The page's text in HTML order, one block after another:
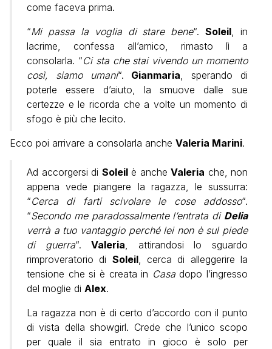
come faceva prima.
“Mi passa la voglia di stare bene“.Soleil, in
lacrime, confessa all’amico, rimasto lì a
consolarla. “Ci sta che stai vivendo un momento
così, siamo umani“. Gianmaria, sperando di
poterle essere d’aiuto, la smuove dalle sue
certezze e le ricorda che a volte un momento di
sfogo è più che lecito.
Ecco poi arrivare a consolarla anche Valeria Marini.
Ad accorgersi di Soleilè anche Valeria che, non
appena vede piangere la ragazza, le sussurra:
“Cerca di farti scivolare le cose addosso“.
“Secondo me paradossalmente l’entrata di Delia
verrà a tuo vantaggio perché lei non è sul piede
di guerra“.Valeria, attirandosi lo sguardo
rimproveratorio di Soleil, cerca di alleggerire la
tensione che si è creata in Casadopo l’ingresso
del moglie di Alex.
La ragazza non è di certo d’accordo con il punto
di vista della showgirl. Crede che l’unico scopo
per quale il sia entrato in gioco è solo per